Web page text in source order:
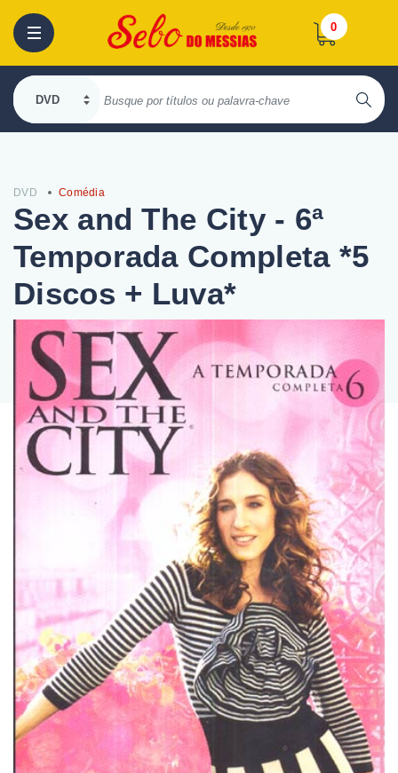
0
DVD Comédia
Sex and The City - 6ª
Temporada Completa *5
Discos + Luva*